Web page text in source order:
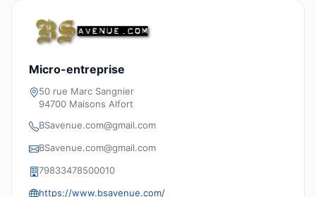
Micro-entreprise
50 rue Marc Sangnier
94700 Maisons Alfort
BSavenue.com@gmail.com
BSavenue.com@gmail.com
79833478500010
https://www.bsavenue.com/